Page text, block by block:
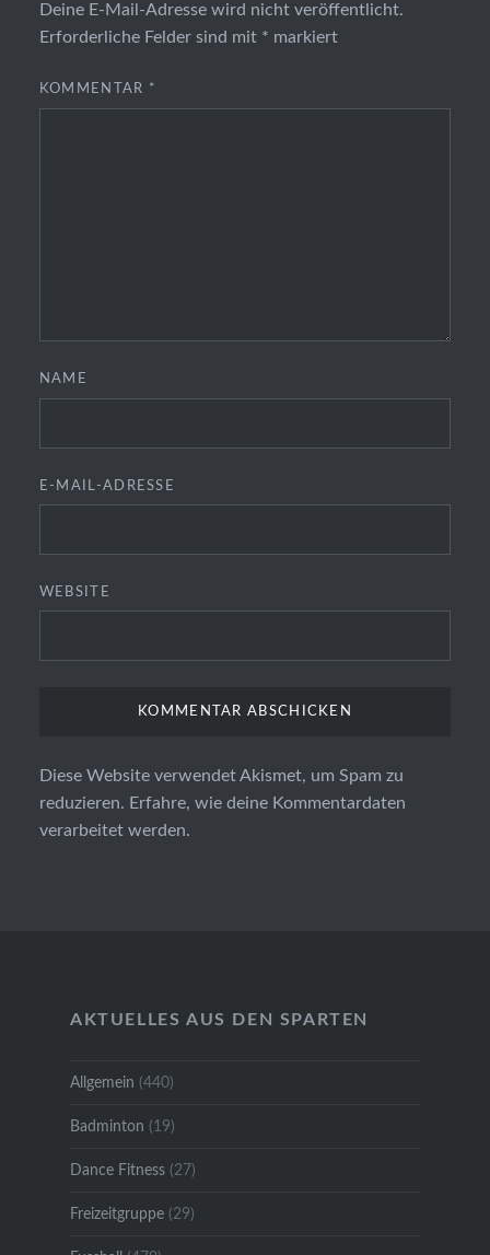
Deine E-Mail-Adresse wird nicht veröffentlicht.
Erforderliche Felder sind mit * markiert
KOMMENTAR *
NAME
E-MAIL-ADRESSE
WEBSITE
Diese Website verwendet Akismet, um Spam zu
reduzieren. Erfahre, wie deine Kommentardaten
verarbeitet werden.
AKTUELLES AUS DEN SPARTEN
Allgemein (440)
Badminton (19)
Dance Fitness(27)
Freizeitgruppe(29)